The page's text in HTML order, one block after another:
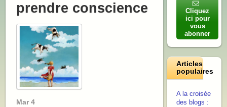
prendre conscience
Mar 4
Cliquez
ici pour
vous
abonner
Articles
populaires
A la croisée
des blogs :